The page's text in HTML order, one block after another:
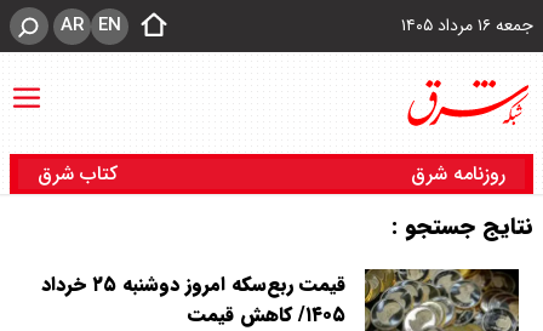
جمعه ۱۶ مرداد ۱۴۰۵ EN
AR
روزنامه شرق کتاب شرق
نتایج جستجو :
قیمت ربع‌سکه امروز دوشنبه ۲۵ خرداد
۱۴۰۵/ کاهش قیمت